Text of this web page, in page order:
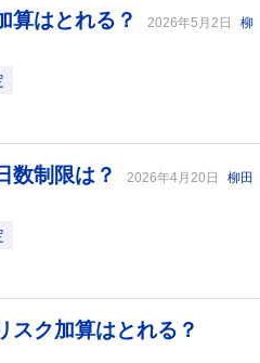
算はとれる？ 2026年5月2日
柳
数制限は？ 2026年4月20日
柳田
スク加算はとれる？